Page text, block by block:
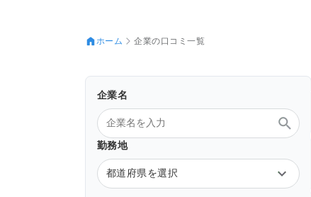
ホーム 企業の口コミ一覧
企業名
勤務地
都道府県を選択